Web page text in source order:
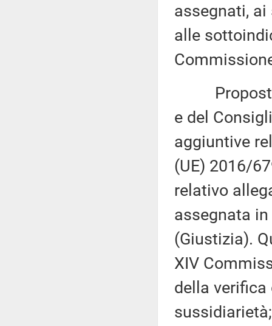
assegnati,
alle
Proposta
e del
aggiuntive
(UE) 2016/
relativo
assegnata
(Giustizia).
XIV
della